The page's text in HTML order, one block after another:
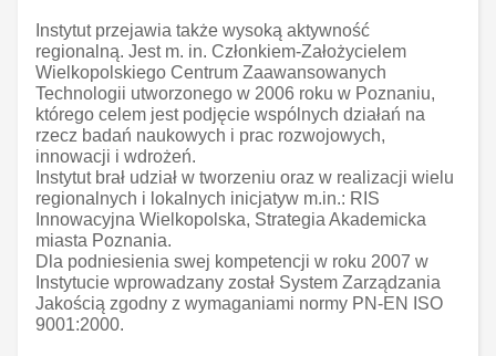
Instytut przejawia także wysoką aktywność
regionalną. Jest m. in. Członkiem-Założycielem
Wielkopolskiego Centrum Zaawansowanych
Technologii utworzonego w 2006 roku w Poznaniu,
którego celem jest podjęcie wspólnych działań na
rzecz badań naukowych i prac rozwojowych,
innowacji i wdrożeń.
Instytut brał udział w tworzeniu oraz w realizacji wielu
regionalnych i lokalnych inicjatyw m.in.: RIS
Innowacyjna Wielkopolska, Strategia Akademicka
miasta Poznania.
Dla podniesienia swej kompetencji w roku 2007 w
Instytucie wprowadzany został System Zarządzania
Jakością zgodny z wymaganiami normy PN-EN ISO
9001:2000.